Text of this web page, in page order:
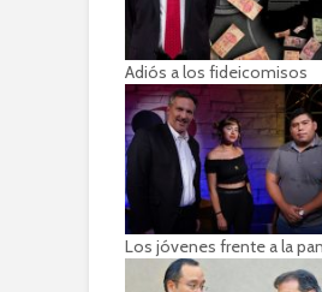
Adiós a los fideicomisos
Los jóvenes frente a la